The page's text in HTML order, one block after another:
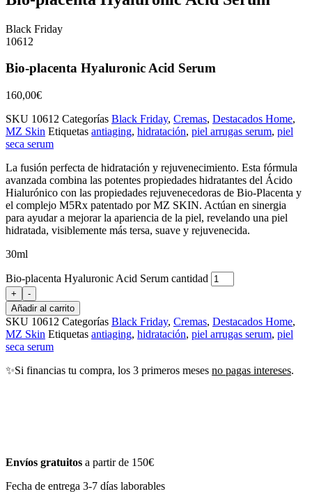
Black Friday
10612
Bio-placenta Hyaluronic Acid Serum
160,00€
SKU 10612 Categorías Black Friday, Cremas, Destacados Home,
MZ Skin Etiquetas antiaging, hidratación, piel arrugas serum, piel
seca serum
La fusión perfecta de hidratación y rejuvenecimiento. Esta fórmula
avanzada combina las potentes propiedades hidratantes del Ácido
Hialurónico con las propiedades rejuvenecedoras de Bio-Placenta y
el complejo M5Rx patentado por MZ SKIN. Actúan en sinergia
para ayudar a mejorar la apariencia de la piel, revelando una piel
hidratada, visiblemente más tersa, suave y rejuvenecida.
30ml
Bio-placenta Hyaluronic Acid Serum cantidad
+
-
Añadir al carrito
SKU 10612 Categorías Black Friday, Cremas, Destacados Home,
MZ Skin Etiquetas antiaging, hidratación, piel arrugas serum, piel
seca serum
✨Si financias tu compra, los 3 primeros meses no pagas intereses.
Envíos gratuitos a partir de 150€
Fecha de entrega 3-7 días laborables